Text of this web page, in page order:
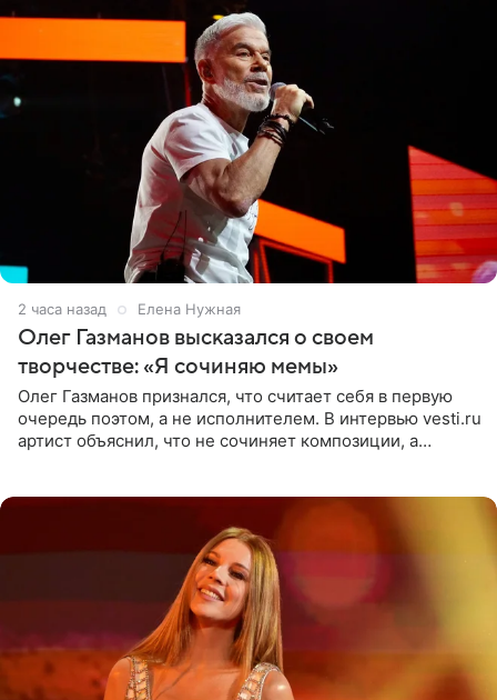
2 часа назад Елена Нужная
Олег Газманов высказался о своем
творчестве: «Я сочиняю мемы»
Олег Газманов признался, что считает себя в первую
очередь поэтом, а не исполнителем. В интервью vesti.ru
артист объяснил, что не сочиняет композиции, а